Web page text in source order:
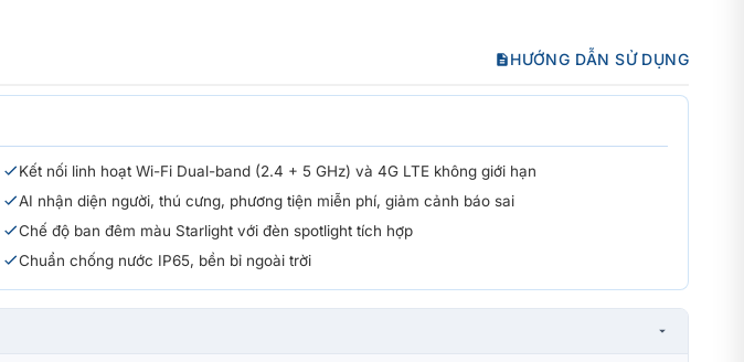
HƯỚNG DẪN SỬ DỤNG
Kết nối linh hoạt Wi-Fi Dual-band (2.4 + 5 GHz) và 4G LTE không giới hạn
AI nhận diện người, thú cưng, phương tiện miễn phí, giảm cảnh báo sai
Chế độ ban đêm màu Starlight với đèn spotlight tích hợp
Chuẩn chống nước IP65, bền bỉ ngoài trời